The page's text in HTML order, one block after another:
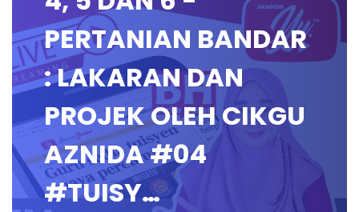
PERTANIAN BANDAR
: LAKARAN DAN
PROJEK OLEH CIKGU
AZNIDA #04
#TUISY…